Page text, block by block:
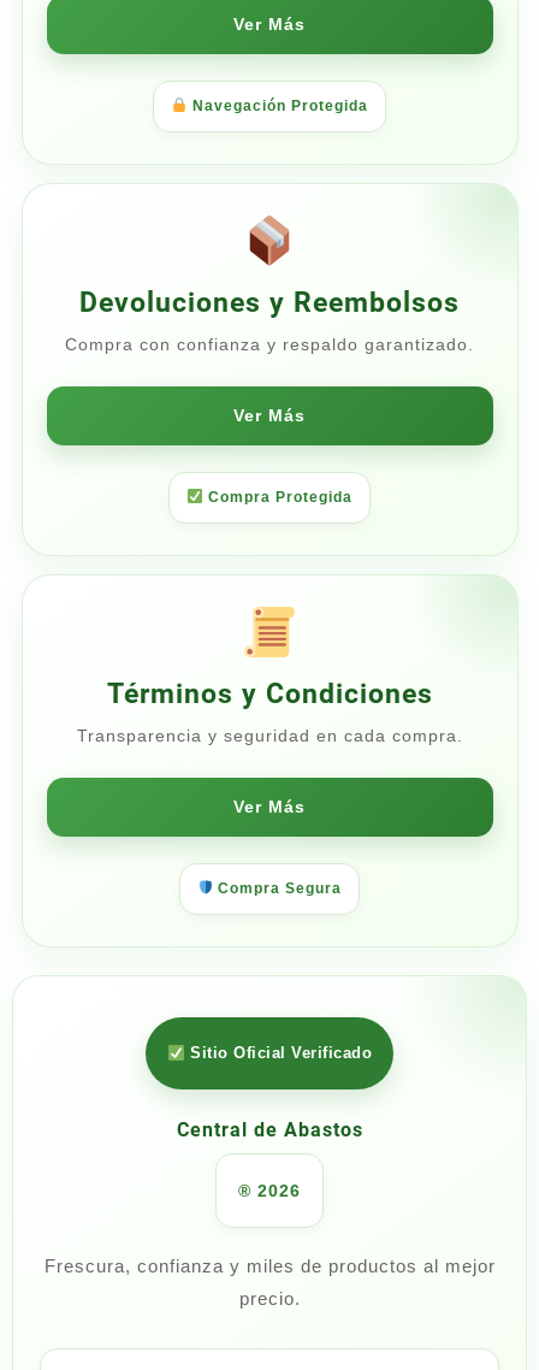
Ver Más
Navegación Protegida
Devoluciones y Reembolsos
Compra con confianza y respaldo garantizado.
Ver Más
Compra Protegida
Términos y Condiciones
Transparencia y seguridad en cada compra.
Ver Más
Compra Segura
Sitio Oficial Verificado
Central de Abastos
® 2026
Frescura, confianza y miles de productos al mejor
precio.